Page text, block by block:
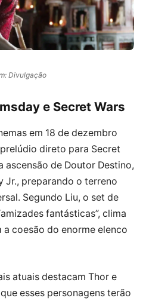
Divulgação
e Secret Wars
em 18 de dezembro
direto para Secret
ascensão de Doutor Destino,
Jr., preparando o terreno
Segundo Liu, o set de
fantásticas”, clima
coesão do enorme elenco
atuais destacam Thor e
esses personagens terão